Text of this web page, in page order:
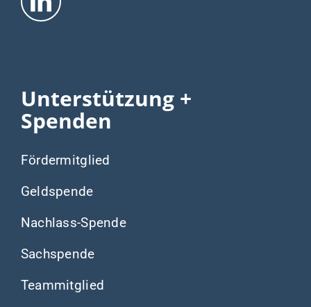
Unterstützung +
Spenden
Fördermitglied
Geldspende
Nachlass-Spende
Sachspende
Teammitglied